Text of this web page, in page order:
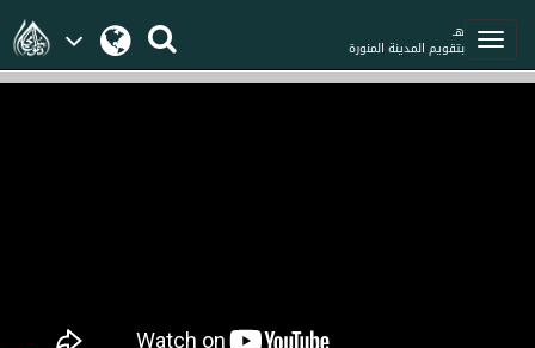
هـ
بتقويم المدينة المنورة